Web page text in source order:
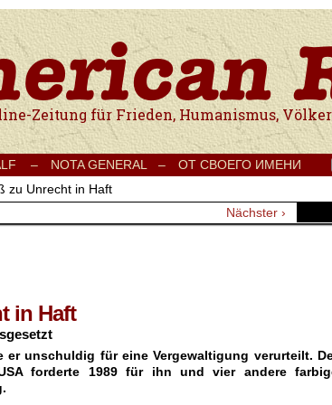
für Frieden, Humanismus, Völkerverständigung und
– NOTA GENERAL – ОТ СВОЕГО ИМЕНИ
zu Unrecht in Haft
Nächster ›
in Haft
er unschuldig für eine Vergewaltigung verurteilt.
forderte 1989 für ihn und vier andere